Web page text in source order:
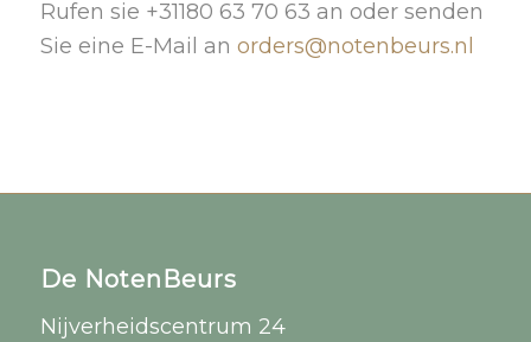
Rufen sie +31180 63 70 63 an oder senden
Sie eine E-Mail an orders@notenbeurs.nl
De NotenBeurs
Nijverheidscentrum 24